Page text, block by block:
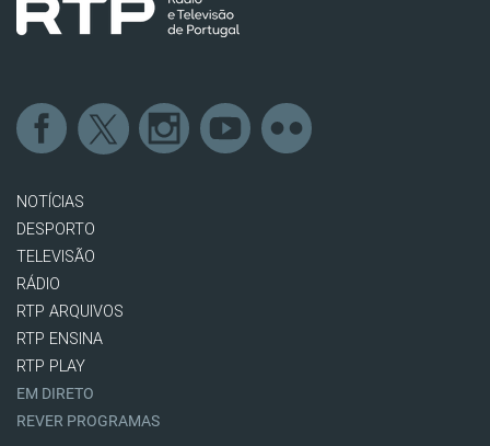
NOTÍCIAS
DESPORTO
TELEVISÃO
RÁDIO
RTP ARQUIVOS
RTP ENSINA
RTP PLAY
EM DIRETO
REVER PROGRAMAS